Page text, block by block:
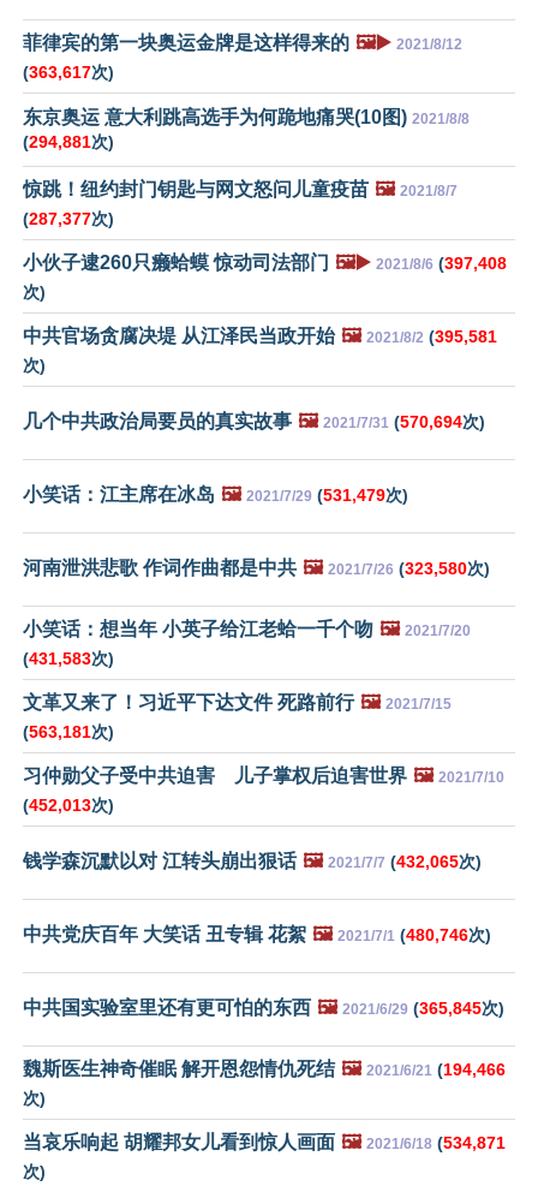
菲律宾的第一块奥运金牌是这样得来的 🖼️▶️ 2021/8/12
(363,617次)
东京奥运 意大利跳高选手为何跪地痛哭(10图) 2021/8/8
(294,881次)
惊跳！纽约封门钥匙与网文怒问儿童疫苗 🖼️ 2021/8/7
(287,377次)
小伙子逮260只癞蛤蟆 惊动司法部门 🖼️▶️ 2021/8/6 (397,408
次)
中共官场贪腐决堤 从江泽民当政开始 🖼️ 2021/8/2 (395,581
次)
几个中共政治局要员的真实故事 🖼️ 2021/7/31 (570,694次)
小笑话：江主席在冰岛 🖼️ 2021/7/29 (531,479次)
河南泄洪悲歌 作词作曲都是中共 🖼️ 2021/7/26 (323,580次)
小笑话：想当年 小英子给江老蛤一千个吻 🖼️ 2021/7/20
(431,583次)
文革又来了！习近平下达文件 死路前行 🖼️ 2021/7/15
(563,181次)
习仲勋父子受中共迫害 儿子掌权后迫害世界 🖼️ 2021/7/10
(452,013次)
钱学森沉默以对 江转头崩出狠话 🖼️ 2021/7/7 (432,065次)
中共党庆百年 大笑话 丑专辑 花絮 🖼️ 2021/7/1 (480,746次)
中共国实验室里还有更可怕的东西 🖼️ 2021/6/29 (365,845次)
魏斯医生神奇催眠 解开恩怨情仇死结 🖼️ 2021/6/21 (194,466
次)
当哀乐响起 胡耀邦女儿看到惊人画面 🖼️ 2021/6/18 (534,871
次)